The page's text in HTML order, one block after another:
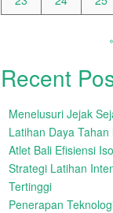
Recent
Menelusuri Jejak
Latihan Daya
Atlet Bali Efisiensi
Strategi Latihan
Tertinggi
Penerapan